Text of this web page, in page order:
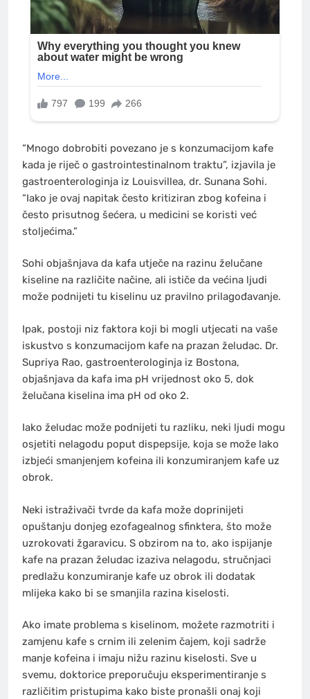
“Mnogo dobrobiti povezano je s konzumacijom kafe
kada je riječ o gastrointestinalnom traktu”, izjavila je
gastroenterologinja iz Louisvillea, dr. Sunana Sohi.
“Iako je ovaj napitak često kritiziran zbog kofeina i
često prisutnog šećera, u medicini se koristi već
stoljećima.”
Sohi objašnjava da kafa utječe na razinu želučane
kiseline na različite načine, ali ističe da većina ljudi
može podnijeti tu kiselinu uz pravilno prilagođavanje.
Ipak, postoji niz faktora koji bi mogli utjecati na vaše
iskustvo s konzumacijom kafe na prazan želudac. Dr.
Supriya Rao, gastroenterologinja iz Bostona,
objašnjava da kafa ima pH vrijednost oko 5, dok
želučana kiselina ima pH od oko 2.
Iako želudac može podnijeti tu razliku, neki ljudi mogu
osjetiti nelagodu poput dispepsije, koja se može lako
izbjeći smanjenjem kofeina ili konzumiranjem kafe uz
obrok.
Neki istraživači tvrde da kafa može doprinijeti
opuštanju donjeg ezofagealnog sfinktera, što može
uzrokovati žgaravicu. S obzirom na to, ako ispijanje
kafe na prazan želudac izaziva nelagodu, stručnjaci
predlažu konzumiranje kafe uz obrok ili dodatak
mlijeka kako bi se smanjila razina kiselosti.
Ako imate problema s kiselinom, možete razmotriti i
zamjenu kafe s crnim ili zelenim čajem, koji sadrže
manje kofeina i imaju nižu razinu kiselosti. Sve u
svemu, doktorice preporučuju eksperimentiranje s
različitim pristupima kako biste pronašli onaj koji